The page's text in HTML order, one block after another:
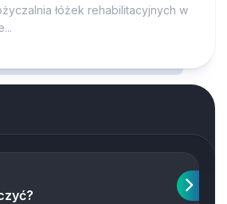
łóżek rehabilitacyjnych w